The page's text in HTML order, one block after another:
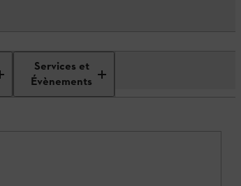
Services et
Évènements